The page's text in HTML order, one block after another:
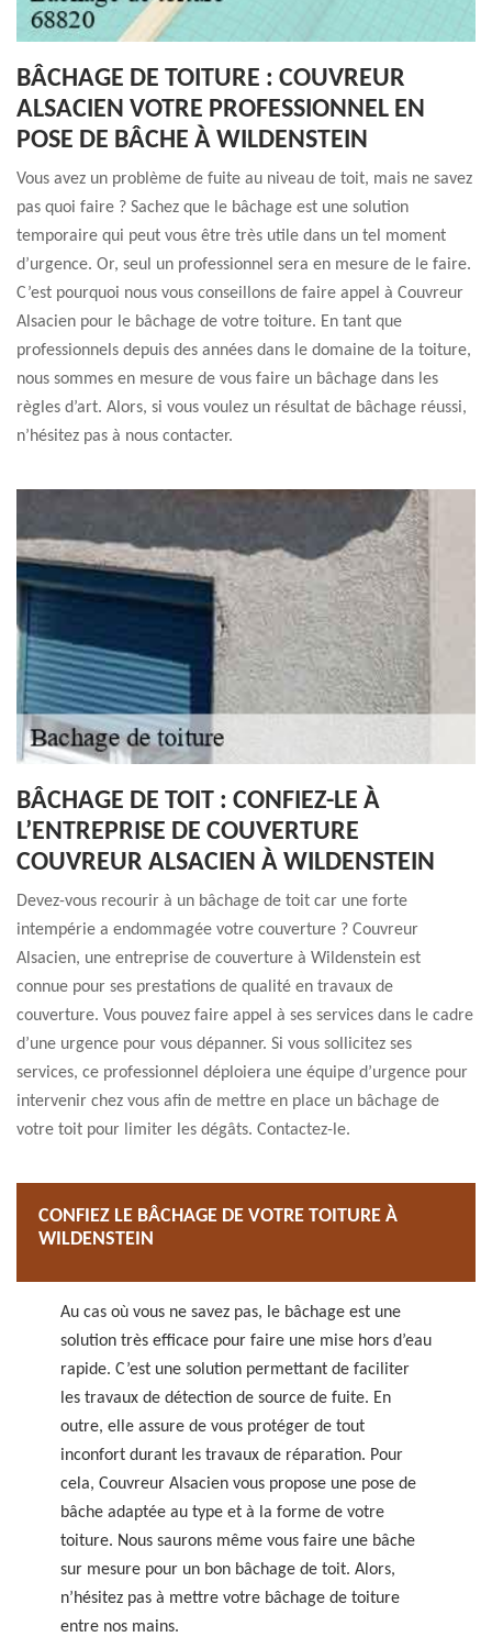
BÂCHAGE DE TOITURE : COUVREUR
ALSACIEN VOTRE PROFESSIONNEL EN
POSE DE BÂCHE À WILDENSTEIN
Vous avez un problème de fuite au niveau de toit, mais ne savez
pas quoi faire ? Sachez que le bâchage est une solution
temporaire qui peut vous être très utile dans un tel moment
d’urgence. Or, seul un professionnel sera en mesure de le faire.
C’est pourquoi nous vous conseillons de faire appel à Couvreur
Alsacien pour le bâchage de votre toiture. En tant que
professionnels depuis des années dans le domaine de la toiture,
nous sommes en mesure de vous faire un bâchage dans les
règles d’art. Alors, si vous voulez un résultat de bâchage réussi,
n’hésitez pas à nous contacter.
BÂCHAGE DE TOIT : CONFIEZ-LE À
L’ENTREPRISE DE COUVERTURE
COUVREUR ALSACIEN À WILDENSTEIN
Devez-vous recourir à un bâchage de toit car une forte
intempérie a endommagée votre couverture ? Couvreur
Alsacien, une entreprise de couverture à Wildenstein est
connue pour ses prestations de qualité en travaux de
couverture. Vous pouvez faire appel à ses services dans le cadre
d’une urgence pour vous dépanner. Si vous sollicitez ses
services, ce professionnel déploiera une équipe d’urgence pour
intervenir chez vous afin de mettre en place un bâchage de
votre toit pour limiter les dégâts. Contactez-le.
CONFIEZ LE BÂCHAGE DE VOTRE TOITURE À
WILDENSTEIN
Au cas où vous ne savez pas, le bâchage est une
solution très efficace pour faire une mise hors d’eau
rapide. C’est une solution permettant de faciliter
les travaux de détection de source de fuite. En
outre, elle assure de vous protéger de tout
inconfort durant les travaux de réparation. Pour
cela, Couvreur Alsacien vous propose une pose de
bâche adaptée au type et à la forme de votre
toiture. Nous saurons même vous faire une bâche
sur mesure pour un bon bâchage de toit. Alors,
n’hésitez pas à mettre votre bâchage de toiture
entre nos mains.